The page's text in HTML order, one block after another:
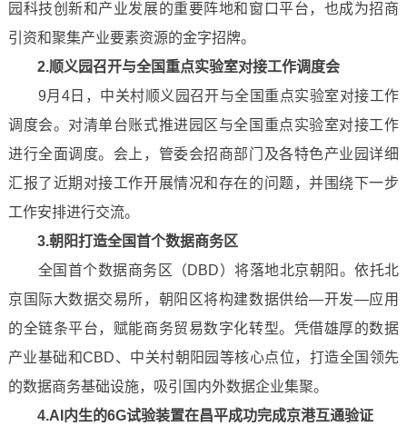
园科技创新和产业发展的重要阵地和窗口平台，也成为招商
引资和聚集产业要素资源的金字招牌。
2.顺义园召开与全国重点实验室对接工作调度会
9月4日，中关村顺义园召开与全国重点实验室对接工作
调度会。对清单台账式推进园区与全国重点实验室对接工作
进行全面调度。会上，管委会招商部门及各特色产业园详细
汇报了近期对接工作开展情况和存在的问题，并围绕下一步
工作安排进行交流。
3.朝阳打造全国首个数据商务区
全国首个数据商务区（DBD）将落地北京朝阳。依托北
京国际大数据交易所，朝阳区将构建数据供给—开发—应用
的全链条平台，赋能商务贸易数字化转型。凭借雄厚的数据
产业基础和CBD、中关村朝阳园等核心点位，打造全国领先
的数据商务基础设施，吸引国内外数据企业集聚。
4.AI内生的6G试验装置在昌平成功完成京港互通验证